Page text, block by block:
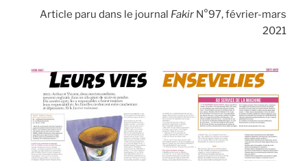
Article paru dans le journal Fakir N°97, février-mars
2021